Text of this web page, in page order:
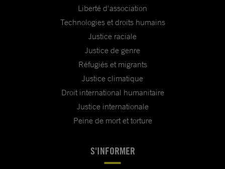
Liberté d'association
Technologies et droits humains
Justice raciale
Justice de genre
Réfugiés et migrants
Justice climatique
Droit international humanitaire
Justice internationale
Peine de mort et torture
S'INFORMER